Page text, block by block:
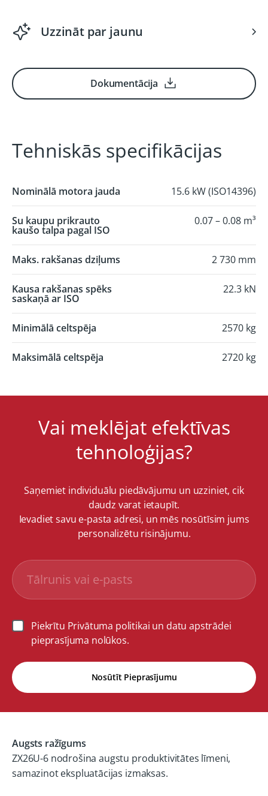
Uzzināt par jaunu
Dokumentācija
Tehniskās specifikācijas
Nominālā motora jauda 15.6 kW (ISO14396)
Su kaupu prikrauto
kaušo talpa pagal ISO
0.07 – 0.08 m³
Maks. rakšanas dziļums 2 730 mm
Kausa rakšanas spēks
saskaņā ar ISO
22.3 kN
Minimālā celtspēja 2570 kg
Maksimālā celtspēja 2720 kg
Vai meklējat efektīvas
tehnoloģijas?
Saņemiet individuālu piedāvājumu un uzziniet, cik
daudz varat ietaupīt.
Ievadiet savu e-pasta adresi, un mēs nosūtīsim jums
personalizētu risinājumu.
Piekrītu Privātuma politikai un datu apstrādei
pieprasījuma nolūkos.
Nosūtīt Pieprasījumu
Augsts ražīgums
ZX26U-6 nodrošina augstu produktivitātes līmeni,
samazinot ekspluatācijas izmaksas.